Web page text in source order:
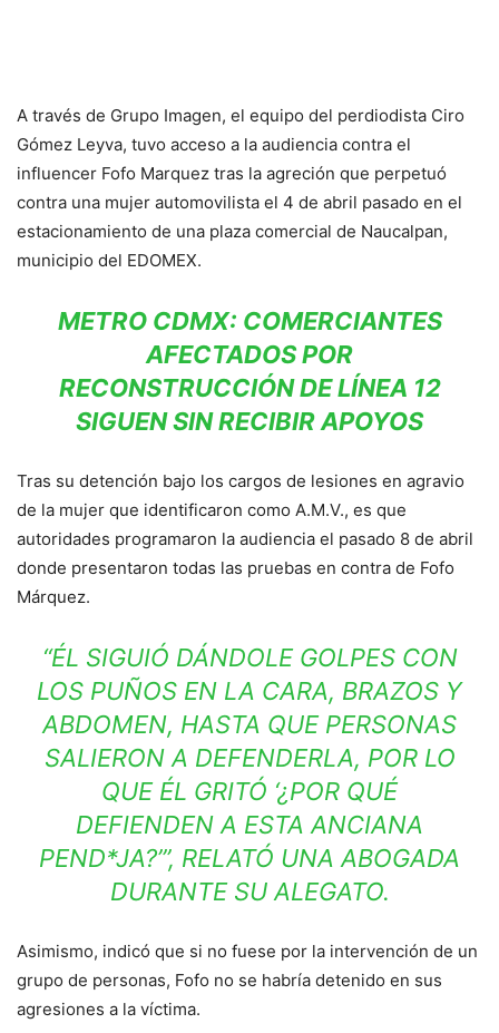
A través de Grupo Imagen, el equipo del perdiodista Ciro
Gómez Leyva, tuvo acceso a la audiencia contra el
influencer Fofo Marquez tras la agreción que perpetuó
contra una mujer automovilista el 4 de abril pasado en el
estacionamiento de una plaza comercial de Naucalpan,
municipio del EDOMEX.
METRO CDMX: COMERCIANTES
AFECTADOS POR
RECONSTRUCCIÓN DE LÍNEA 12
SIGUEN SIN RECIBIR APOYOS
Tras su detención bajo los cargos de lesiones en agravio
de la mujer que identificaron como A.M.V., es que
autoridades programaron la audiencia el pasado 8 de abril
donde presentaron todas las pruebas en contra de Fofo
Márquez.
“ÉL SIGUIÓ DÁNDOLE GOLPES CON
LOS PUÑOS EN LA CARA, BRAZOS Y
ABDOMEN, HASTA QUE PERSONAS
SALIERON A DEFENDERLA, POR LO
QUE ÉL GRITÓ ‘¿POR QUÉ
DEFIENDEN A ESTA ANCIANA
PEND*JA?’”, RELATÓ UNA ABOGADA
DURANTE SU ALEGATO.
Asimismo, indicó que si no fuese por la intervención de un
grupo de personas, Fofo no se habría detenido en sus
agresiones a la víctima.